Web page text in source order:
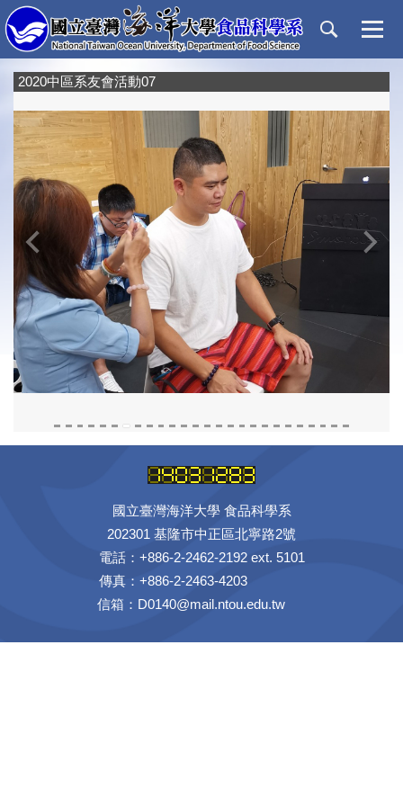
跳
到
主
要
內
容
區
2020中區系友會活動07
國立臺灣海洋大學 食品科學系
202301 基隆市中正區北寧路2號
電話：+886-2-2462-2192 ext. 5101
傳真：+886-2-2463-4203
信箱：D0140@mail.ntou.edu.tw